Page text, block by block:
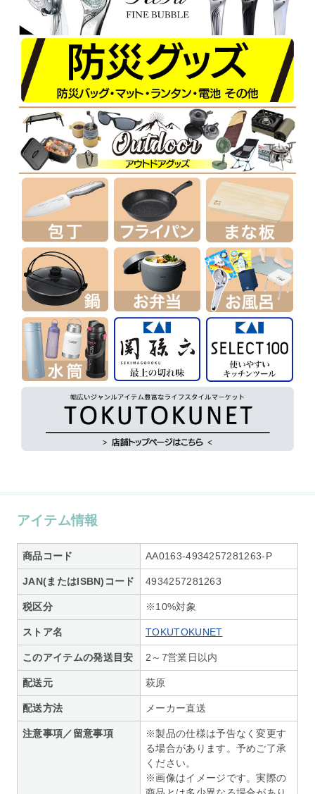
アイテム情報
商品コード AA0163-4934257281263-P
JAN(またはISBN)コード 4934257281263
税区分 ※10%対象
ストア名 TOKUTOKUNET
このアイテムの発送目安 2～7営業日以内
配送元 萩原
配送方法 メーカー直送
注意事項／留意事項
※製品の仕様は予告なく変更す
る場合があります。予めご了承
ください。
※画像はイメージです。実際の